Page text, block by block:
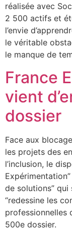
réalisée avec
2 500 actifs et
l’envie
le véritable
le manque de
France
vient
dossier
Face aux
les projets des
l’inclusion, le
de solutions” qui
“redessine les
professionnelles
500e dossier.